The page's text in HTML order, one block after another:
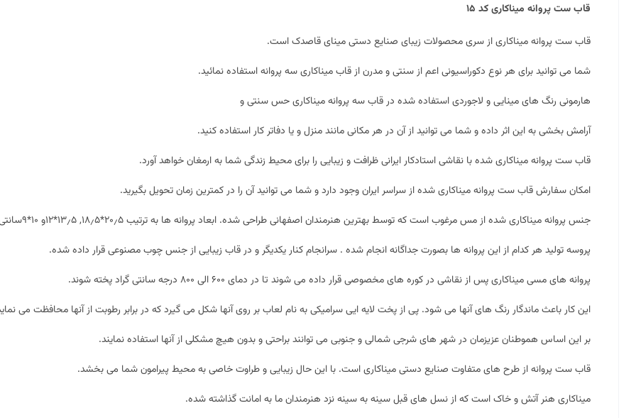
قاب ست پروانه میناکاری کد ۱۵
قاب ست پروانه میناکاریاز سری محصولات زیبای صنایع دستیمینای قاصدکاست.
شما می توانید برای هر نوع دکوراسیونی اعم از سنتی و مدرن از قاب میناکاری سه پروانه استفاده نمائید.
هارمونی رنگ های مینایی و لاجوردی استفاده شده در قاب سه پروانه میناکاری حس سنتی و
آرامش بخشی به این اثر داده و شما می توانید از آن در هر مکانی مانند منزل و یا دفاتر کار استفاده کنید.
قاب ست پروانه میناکاری شده با نقاشی استادکار ایرانی ظرافت و زیبایی را برای محیط زندگی شما به ارمغان خواهد آورد.
امکان سفارش قاب ست پروانه میناکاری شده از سراسر ایران وجود دارد و شما می توانید آن را در کمترین زمان تحویل بگیرید.
جنس پروانه میناکاری شده از مس مرغوب است که توسط بهترین هنرمندان اصفهانی طراحی شده. ابعاد پروانه ها به ترتیب ۲۰٫۵*۱۸٫۵, ۱۳٫۵*۱۲و ۱۰*۹سانتی متر است.
پروسه تولید هر کدام از این پروانه ها بصورت جداگانه انجام شده . سرانجام کنار یکدیگر و در قاب زیبایی از جنس چوب مصنوعی قرار داده شده.
پروانه های مسی میناکاری پس از نقاشی در کوره های مخصوصی قرار داده می شوند تا در دمای ۶۰۰ الی ۸۰۰ درجه سانتی گراد پخته شوند.
این کار باعث ماندگار رنگ های آنها می شود. پی از پخت لایه ایی سرامیکی به نام لعاب بر روی آنها شکل می گیرد که در برابر رطوبت از آنها محافظت می
بر این اساس هموطنان عزیزمان در شهر های شرجی شمالی و جنوبی می توانند براحتی و بدون هیچ مشکلی از آنها استفاده نمایند.
قاب ست پروانه از طرح های متفاوت صنایع دستی میناکاری است. با این حال زیبایی و طراوت خاصی به محیط پیرامون شما می بخشد.
میناکاری هنر آتش و خاک است که از نسل های قبل سینه به سینه نزد هنرمندان ما به امانت گذاشته شده.